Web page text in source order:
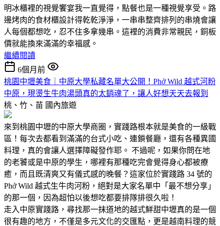
明冰櫃裡的視覺饗宴我一直覺得，點餐也是一種視覺享受。路
邊烤肉的食材櫃設計得乾乾淨淨，一串串整齊排列的串燒會讓
人每個都想吃，忍不住多拿幾串。這裡的消費非常親民，銅板
價就能換來滿滿的幸福感。
繼續閱讀
6個月前
桃園中壢美食｜中原大學私藏名單大公開！Phở Wild 越式河粉
中原，現燙生牛肉湯頭真的太銷魂了，讓人好想天天去報到
桃、竹、苗 國內旅遊
來到桃園中壢的中原大學商圈，實踐路根本就是美食的一級戰
區！每次去都看到滿滿的台式小吃、連鎖餐廳，還有各種異國
料理，真的會讓人選擇障礙發作耶。 不過呢，如果你問在地
的老饕或是中原的學生，哪裡有那種吃完會覺得身心都被療
癒，而且既清爽又有儀式感的晚餐？這家位於實踐路 34 號的
Phở Wild 越式生牛肉河粉，絕對是大家名單中「最不想分享」
的那一個，因為超怕以後想吃都要排隊排很久啦！
走入中原實踐路，尋找那一抹道地的越式鮮甜中壢真的是一個
很有趣的地方，不僅是多元文化的交匯點，更是越南料理的競